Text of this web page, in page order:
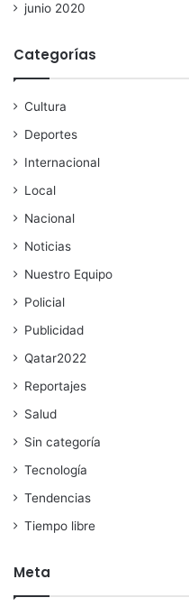
junio 2020
Categorías
Cultura
Deportes
Internacional
Local
Nacional
Noticias
Nuestro Equipo
Policial
Publicidad
Qatar2022
Reportajes
Salud
Sin categoría
Tecnología
Tendencias
Tiempo libre
Meta